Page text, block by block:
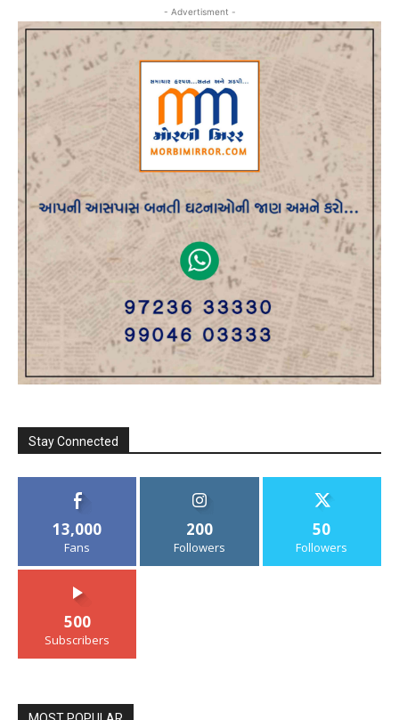
- Advertisment -
Stay Connected
13,000
Fans
200
Followers
50
Followers
500
Subscribers